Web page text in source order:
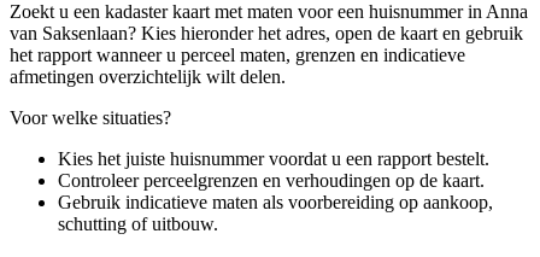
Zoekt u een kadaster kaart met maten voor een huisnummer in Anna
van Saksenlaan? Kies hieronder het adres, open de kaart en gebruik
het rapport wanneer u perceel maten, grenzen en indicatieve
afmetingen overzichtelijk wilt delen.
Voor welke situaties?
Kies het juiste huisnummer voordat u een rapport bestelt.
Controleer perceelgrenzen en verhoudingen op de kaart.
Gebruik indicatieve maten als voorbereiding op aankoop,
schutting of uitbouw.